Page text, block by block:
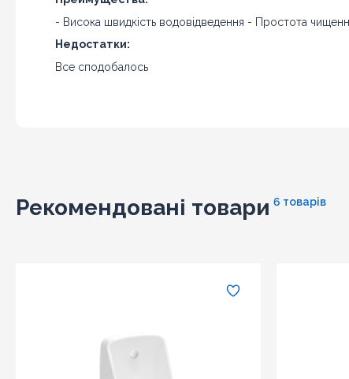
- Висока швидкість водовідведення - Простота
Недостатки:
Все сподобалось
Рекомендовані товари 6 товарів